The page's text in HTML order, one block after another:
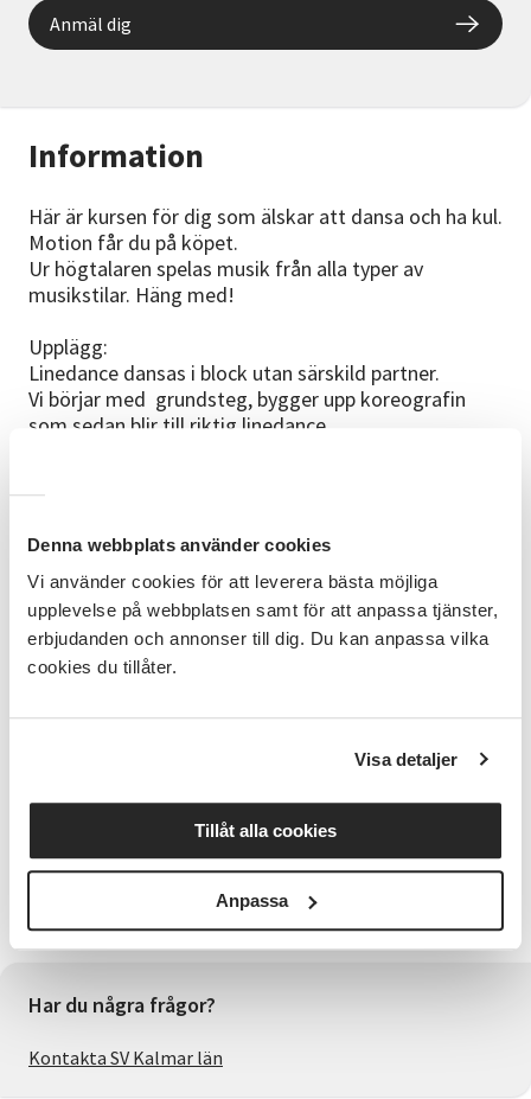
Denna webbplats använder cookies
Vi använder cookies för att leverera bästa möjliga
upplevelse på webbplatsen samt för att anpassa tjänster,
erbjudanden och annonser till dig. Du kan anpassa vilka
cookies du tillåter.
Visa detaljer
Tillåt alla cookies
Anpassa
Information
Här är kursen för dig som älskar att dansa och ha kul.
Motion får du på köpet.
Ur högtalaren spelas musik från alla typer av
musikstilar. Häng med!
Upplägg:
Linedance dansas i block utan särskild partner.
Vi börjar med grundsteg, bygger upp koreografin
som sedan blir till riktig linedance.
förkunskaper behövs, detta är för dig som dansat
Kursledare
Janin Herlinger
Lokal:
10 ggr
bra om du anger mailadressen, för vidare kontakt.
Cirkelstarter är preliminära. Du får kallelse till kursen
ca en vecka före kursstart. Vi kontaktar dig om
något ändras. Vi reserverar oss för att behöva ställa
in cirklar med för få anmälda deltagare.
Anmäl dig
Har du några frågor?
Kontakta SV Kalmar län